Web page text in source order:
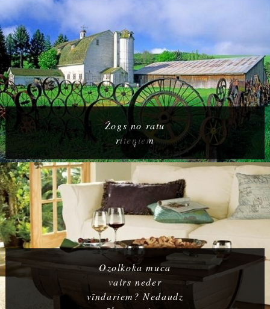
Žogs no ratu
riteņiem
Ozolkoka muca
vairs neder
vīndariem? Nedaudz